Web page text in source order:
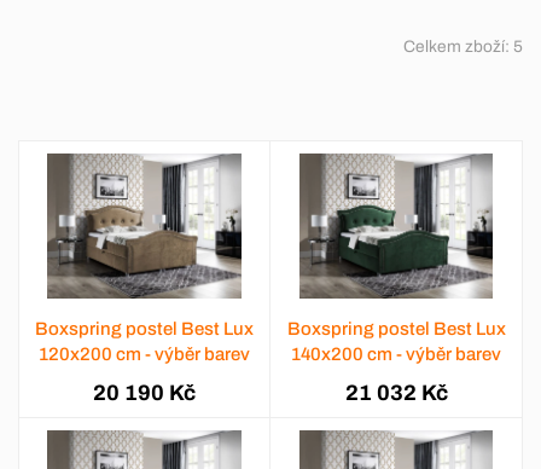
Celkem zboží: 5
Boxspring postel Best Lux
120x200 cm - výběr barev
20 190 Kč
Boxspring postel Best Lux
140x200 cm - výběr barev
21 032 Kč